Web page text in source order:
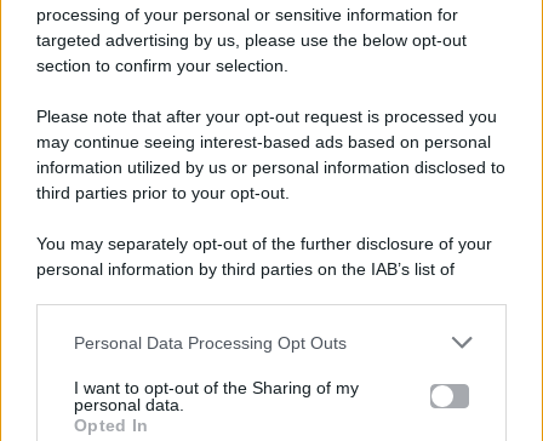
processing of your personal or sensitive information for
targeted advertising by us, please use the below opt-out
section to confirm your selection.
Please note that after your opt-out request is processed you
may continue seeing interest-based ads based on personal
information utilized by us or personal information disclosed to
third parties prior to your opt-out.
You may separately opt-out of the further disclosure of your
personal information by third parties on the IAB’s list of
This information may also be disclosed by us to third parties
disclose it to other third parties.
Personal Data Processing Opt Outs
I want to opt-out of the Sharing of my
personal data.
Opted In
Gossip e TV è un sito di MASTE S.r.l.
viale Luigi Majno n. 21 - 20129 Milano (MI)
P.Iva 10909580960
Categorie
Gossip
Televisione